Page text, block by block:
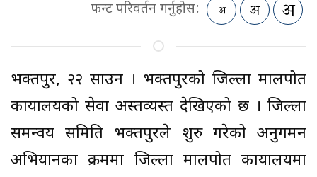
फन्ट परिवर्तन गर्नुहोस:
भक्तपुर, २२ साउन । भक्तपुरको जिल्ला मालपोत
कार्यालयको सेवा अस्तव्यस्त देखिएको छ । जिल्ला
समन्वय समिति भक्तपुरले शुरु गरेको अनुगमन
अभियानका क्रममा जिल्ला मालपोत कार्यालयमा